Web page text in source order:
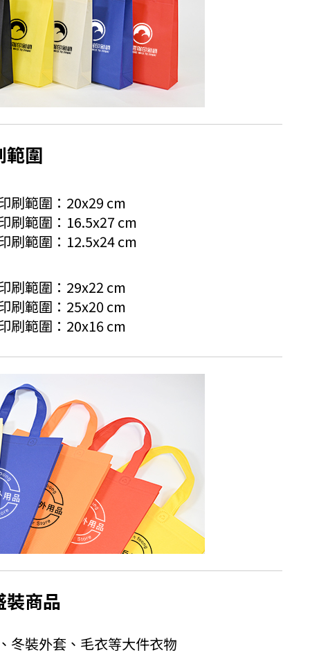
範圍
刷範圍：20x29 cm
刷範圍：16.5x27 cm
刷範圍：12.5x24 cm
刷範圍：29x22 cm
刷範圍：25x20 cm
刷範圍：20x16 cm
裝商品
冬裝外套、毛衣等大件衣物